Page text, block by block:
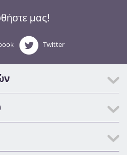
μας!
Twitter